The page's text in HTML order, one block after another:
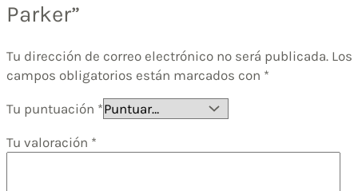
Parker”
Tu dirección de correo electrónico no será publicada. Los
campos obligatorios están marcados con *
Tu puntuación *
Tu valoración *